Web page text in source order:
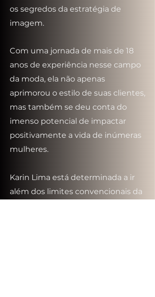
os segredos da estratégia de
imagem.
Com uma jornada de mais de 18
anos de experiência nesse campo
da moda, ela não apenas
aprimorou o estilo de suas clientes,
mas também se deu conta do
imenso potencial de impactar
positivamente a vida de inúmeras
mulheres.
Karin Lima está determinada a ir
além dos limites convencionais da